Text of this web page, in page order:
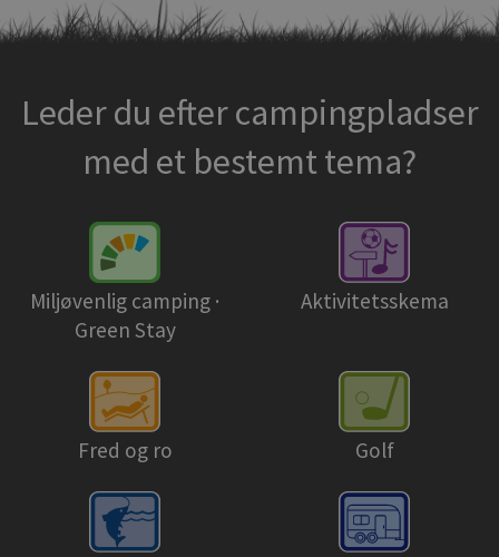
Leder du efter campingpladser
med et bestemt tema?
Miljøvenlig camping ·
Green Stay
Aktivitetsskema
Fred og ro Golf